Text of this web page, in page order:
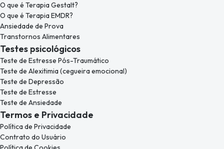
O que é Terapia Gestalt?
O que é Terapia EMDR?
Ansiedade de Prova
Transtornos Alimentares
Testes psicológicos
Teste de Estresse Pós-Traumático
Teste de Alexitimia (cegueira emocional)
Teste de Depressão
Teste de Estresse
Teste de Ansiedade
Termos e Privacidade
Política de Privacidade
Contrato do Usuário